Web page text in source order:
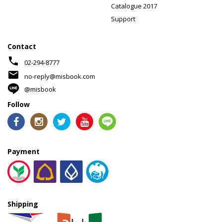
Catalogue 2017
Support
Contact
phone 02-294-8777
mail
no-reply@misbook.com
@misbook
Follow
Payment
Shipping